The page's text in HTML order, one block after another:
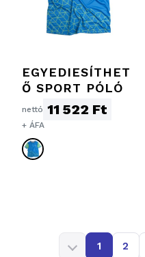
EGYEDIESÍTHET
Ő SPORT PÓLÓ
nettó 11 522 Ft
+ ÁFA
1 2